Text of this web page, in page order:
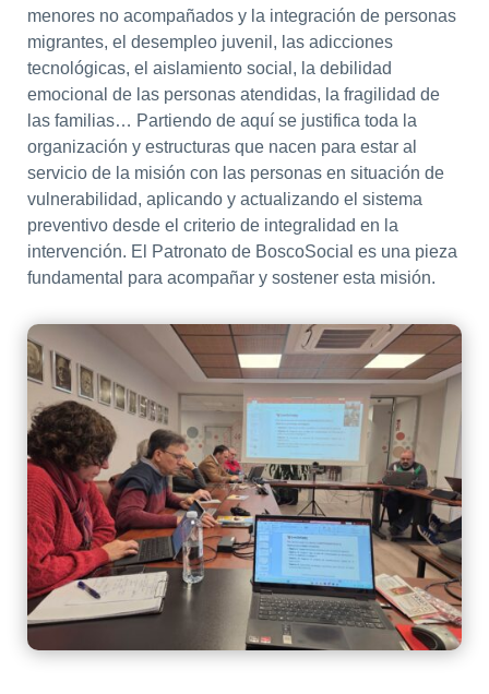
menores no acompañados y la integración de personas
migrantes, el desempleo juvenil, las adicciones
tecnológicas, el aislamiento social, la debilidad
emocional de las personas atendidas, la fragilidad de
las familias… Partiendo de aquí se justifica toda la
organización y estructuras que nacen para estar al
servicio de la misión con las personas en situación de
vulnerabilidad, aplicando y actualizando el sistema
preventivo desde el criterio de integralidad en la
intervención. El Patronato de BoscoSocial es una pieza
fundamental para acompañar y sostener esta misión.